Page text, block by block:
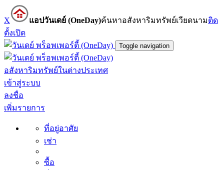
X แอปวันเดย์ (OneDay)ค้นหาอสังหาริมทรัพย์เวียดนามติด
ตั้งเปิด
Toggle navigation
อสังหาริมทรัพย์ในต่างประเทศ
เข้าสู่ระบบ
ลงชื่อ
เพิ่มรายการ
ที่อยู่อาศัย
เช่า
ซื้อ